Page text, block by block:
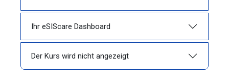
Ihr eSIScare Dashboard
Der Kurs wird nicht angezeigt